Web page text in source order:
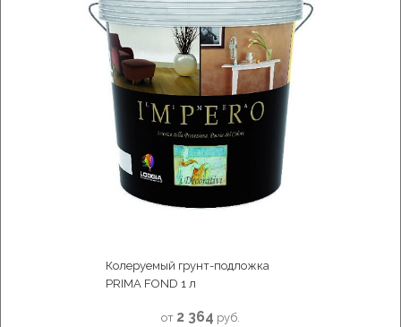
Колеруемый грунт-подложка
PRIMA FOND 1 л
от 2 364 руб.